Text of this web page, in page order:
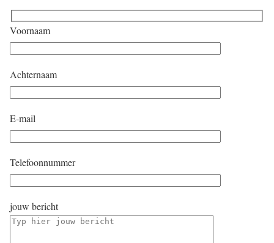
Voornaam
Achternaam
E-mail
Telefoonnummer
jouw bericht